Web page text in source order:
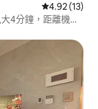
從 13 則評價
4.92 (13)
4分鐘，距離機場